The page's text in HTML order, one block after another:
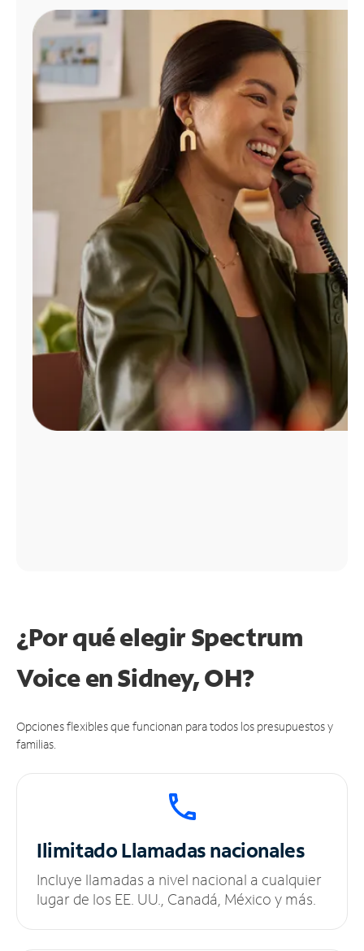
Administrar
cuenta
Encuentra
tienda
¿Por qué elegir Spectrum
Voice en Sidney, OH?
Opciones flexibles que funcionan para todos los presupuestos y
familias.
IlimitadoLlamadas nacionales
Incluye llamadas a nivel nacional a cualquier
lugar de los EE. UU., Canadá, México y más.